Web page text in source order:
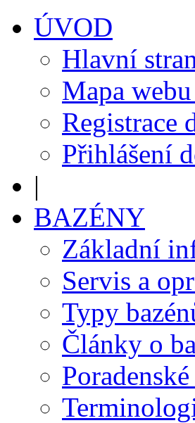
ÚVOD
Hlavní
Mapa
Registrace
Přihlášení
|
BAZÉNY
Základní
Servis a
Typy
Články o